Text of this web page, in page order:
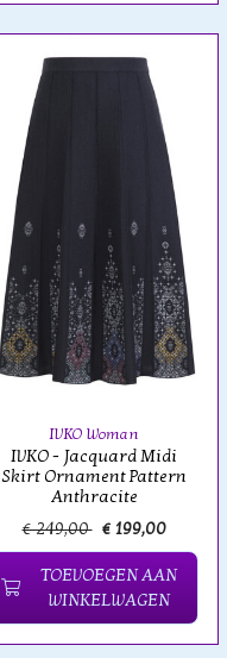
IVKO Woman
IVKO - Jacquard Midi
Skirt Ornament Pattern
Anthracite
€ 249,00 € 199,00
TOEVOEGEN AAN
WINKELWAGEN